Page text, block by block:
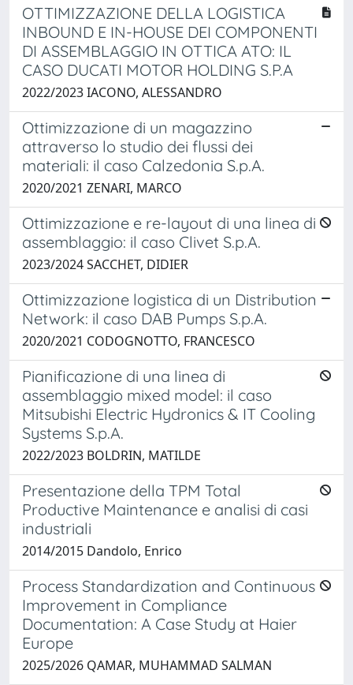
OTTIMIZZAZIONE DELLA LOGISTICA
INBOUND E IN-HOUSE DEI COMPONENTI
DI ASSEMBLAGGIO IN OTTICA ATO: IL
CASO DUCATI MOTOR HOLDING S.P.A
2022/2023 IACONO, ALESSANDRO
Ottimizzazione di un magazzino
attraverso lo studio dei flussi dei
materiali: il caso Calzedonia S.p.A.
2020/2021 ZENARI, MARCO
Ottimizzazione e re-layout di una linea di
assemblaggio: il caso Clivet S.p.A.
2023/2024 SACCHET, DIDIER
Ottimizzazione logistica di un Distribution
Network: il caso DAB Pumps S.p.A.
2020/2021 CODOGNOTTO, FRANCESCO
Pianificazione di una linea di
assemblaggio mixed model: il caso
Mitsubishi Electric Hydronics & IT Cooling
Systems S.p.A.
2022/2023 BOLDRIN, MATILDE
Presentazione della TPM Total
Productive Maintenance e analisi di casi
industriali
2014/2015 Dandolo, Enrico
Process Standardization and Continuous
Improvement in Compliance
Documentation: A Case Study at Haier
Europe
2025/2026 QAMAR, MUHAMMAD SALMAN